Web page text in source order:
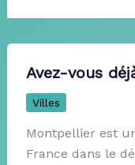
Avez-vous
Villes
Montpellier est
France dans le